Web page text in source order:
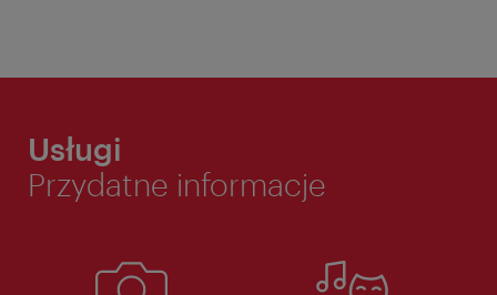
Usługi
Przydatne informacje